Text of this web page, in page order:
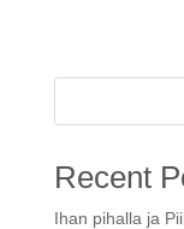
Recent
Ihan pihalla ja